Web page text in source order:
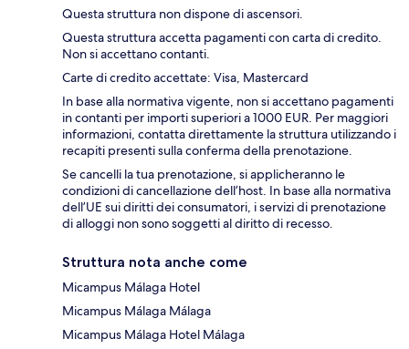
Questa struttura non dispone di ascensori.
Questa struttura accetta pagamenti con carta di credito.
Non si accettano contanti.
Carte di credito accettate: Visa, Mastercard
In base alla normativa vigente, non si accettano pagamenti
in contanti per importi superiori a 1000 EUR. Per maggiori
informazioni, contatta direttamente la struttura utilizzando i
recapiti presenti sulla conferma della prenotazione.
Se cancelli la tua prenotazione, si applicheranno le
condizioni di cancellazione dell’host. In base alla normativa
dell’UE sui diritti dei consumatori, i servizi di prenotazione
di alloggi non sono soggetti al diritto di recesso.
Struttura nota anche come
Micampus Málaga Hotel
Micampus Málaga Málaga
Micampus Málaga Hotel Málaga